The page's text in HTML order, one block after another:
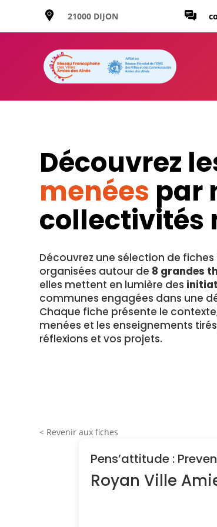
21000 DIJON
Découvrez
menées par
collectivités
Découvrez une sélection de fiches
organisées autour de 8 grandes
elles mettent en lumière des
communes engagées dans une
Chaque fiche présente le
menées et les enseignements
réflexions et vos projets.
< Revenir aux fiches
Pens’attitude :
Royan Ville